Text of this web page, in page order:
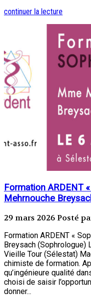
continuer la lecture
Formation ARDENT
Mehrnouche
29 mars 2026 Posté
Formation ARDENT «
Breysach (Sophrologue)
Vieille Tour (Sélestat)
chimiste de formation.
qu’ingénieure qualité
choisi de saisir
donner...